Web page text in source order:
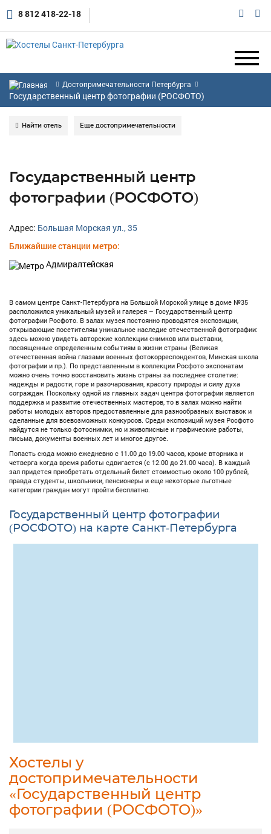
8 812 418-22-18
Достопримечательности Петербурга
Государственный центр фотографии (РОСФОТО)
Найти отель Еще достопримечательности
Государственный центр
фотографии (РОСФОТО)
Адрес: Большая Морская ул., 35
Ближайшие станции метро:
Адмиралтейская
В самом центре Санкт-Петербурга на Большой Морской улице в доме №35
расположился уникальный музей и галерея – Государственный центр
фотографии Росфото. В залах музея постоянно проводятся экспозиции,
открывающие посетителям уникальное наследие отечественной фотографии:
здесь можно увидеть авторские коллекции снимков или выставки,
посвященные определенным событиям в жизни страны (Великая
отечественная война глазами военных фотокорреспондентов, Минская школа
фотографии и пр.). По представленным в коллекции Росфото экспонатам
можно очень точно восстановить жизнь страны за последнее столетие:
надежды и радости, горе и разочарования, красоту природы и силу духа
сограждан. Поскольку одной из главных задач центра фотографии является
поддержка и развитие отечественных мастеров, то в залах можно найти
работы молодых авторов предоставленные для разнообразных выставок и
сделанные для всевозможных конкурсов. Среди экспозиций музея Росфото
найдутся не только фотоснимки, но и живописные и графические работы,
письма, документы военных лет и многое другое.
Попасть сюда можно ежедневно с 11.00 до 19.00 часов, кроме вторника и
четверга когда время работы сдвигается (с 12.00 до 21.00 часа). В каждый
зал придется приобретать отдельный билет стоимостью около 100 рублей,
правда студенты, школьники, пенсионеры и еще некоторые льготные
категории граждан могут пройти бесплатно.
Государственный центр фотографии
(РОСФОТО) на карте Санкт-Петербурга
Хостелы у
достопримечательности
«Государственный центр
фотографии (РОСФОТО)»